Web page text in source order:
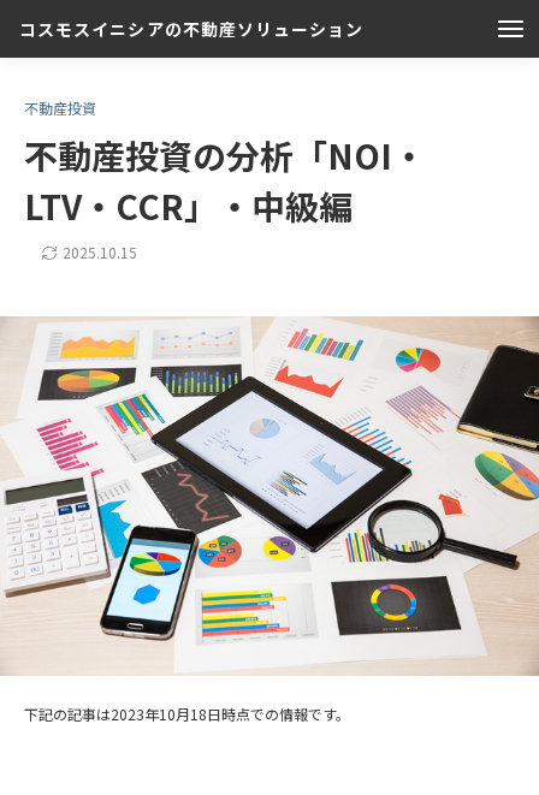
コスモスイニシアの不動産ソリューション
不動産投資
不動産投資の分析「NOI・
LTV・CCR」・中級編
2025.10.15
下記の記事は2023年10月18日時点での情報です。